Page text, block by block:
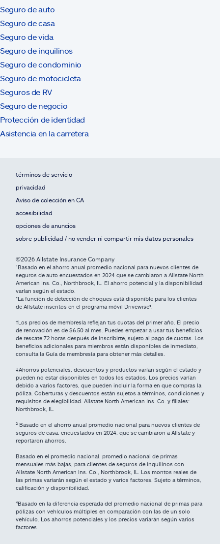
Seguro de auto
Seguro de casa
Seguro de vida
Seguro de inquilinos
Seguro de condominio
Seguro de motocicleta
Seguros de RV
Seguro de negocio
Protección de identidad
Asistencia en la carretera
términos de servicio
privacidad
Aviso de colección en CA
accesibilidad
opciones de anuncios
sobre publicidad / no vender ni compartir mis datos personales
©2026 Allstate Insurance Company
¹Basado en el ahorro anual promedio nacional para nuevos clientes de
seguros de auto encuestados en 2024 que se cambiaron a Allstate North
American Ins. Co., Northbrook, IL. El ahorro potencial y la disponibilidad
varían según el estado.
*La función de detección de choques está disponible para los clientes
de Allstate inscritos en el programa móvil Drivewise®.
†Los precios de membresía reflejan tus cuotas del primer año. El precio
de renovación es de $6.50 al mes. Puedes empezar a usar tus beneficios
de rescate 72 horas después de inscribirte, sujeto al pago de cuotas. Los
beneficios adicionales para miembros están disponibles de inmediato,
consulta la Guía de membresía para obtener más detalles.
‡Ahorros potenciales, descuentos y productos varían según el estado y
pueden no estar disponibles en todos los estados. Los precios varían
debido a varios factores, que pueden incluir la forma en que compras la
póliza. Coberturas y descuentos están sujetos a términos, condiciones y
requisitos de elegibilidad. Allstate North American Ins. Co. y filiales:
Northbrook, IL.
² Basado en el ahorro anual promedio nacional para nuevos clientes de
seguros de casa, encuestados en 2024, que se cambiaron a Allstate y
reportaron ahorros.
Basado en el promedio nacional. promedio nacional de primas
mensuales más bajas, para clientes de seguros de inquilinos con
Allstate North American Ins. Co., Northbrook, IL. Los montos reales de
las primas variarán según el estado y varios factores. Sujeto a términos,
calificación y disponibilidad.
⁴Basado en la diferencia esperada del promedio nacional de primas para
pólizas con vehículos múltiples en comparación con las de un solo
vehículo. Los ahorros potenciales y los precios variarán según varios
factores.